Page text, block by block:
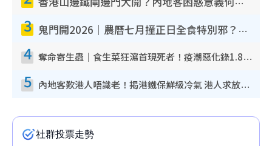
3 鬼門開2026｜農曆七月撞正日全食特別邪？專家警告切忌做一事！揭4大禁忌+2招保平安
4 奪命寄生蟲｜食生菜狂瀉首現死者！疫潮惡化錄1.8萬宗病例 揭洗菜3大謬誤
5 內地客歎港人唔識老！揭港鐵保鮮級冷氣 港人求放過：咪投訴